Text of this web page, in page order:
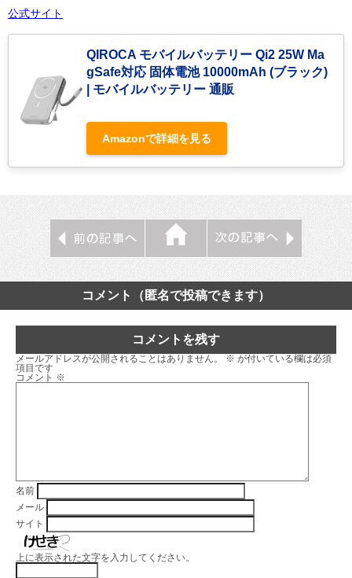
公式サイト
QIROCA モバイルバッテリー Qi2 25W Ma
gSafe対応 固体電池 10000mAh (ブラック)
| モバイルバッテリー 通販
Amazonで詳細を見る
コメント（匿名で投稿できます）
コメントを残す
メールアドレスが公開されることはありません。 ※ が付いている欄は必須
項目です
コメント ※
名前
メール
サイト
上に表示された文字を入力してください。